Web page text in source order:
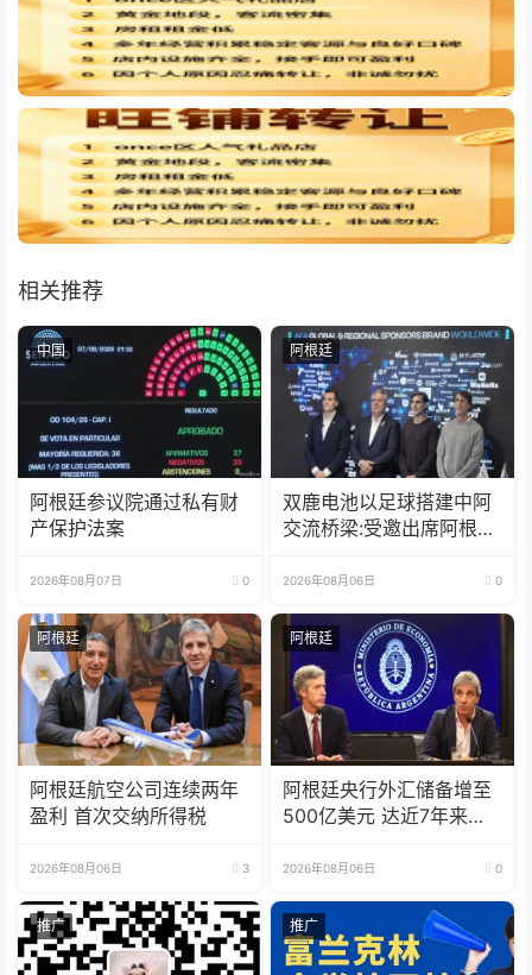
相关推荐
中国
阿根廷参议院通过私有财
产保护法案
2026年08月07日 0
阿根廷
双鹿电池以足球搭建中阿
交流桥梁:受邀出席阿根廷
2026年08月06日 0
阿根廷
阿根廷航空公司连续两年
盈利 首次交纳所得税
2026年08月06日 3
阿根廷
阿根廷央行外汇储备增至
500亿美元 达近7年来最
2026年08月06日 0
推广 推广